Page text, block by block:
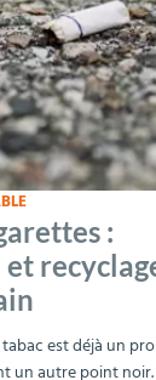
:
est déjà un
un autre point